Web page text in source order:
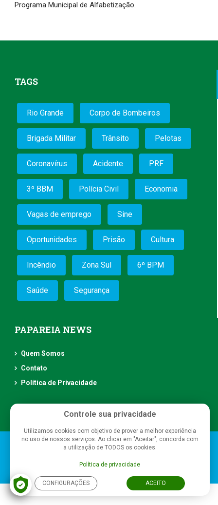
Programa Municipal de Alfabetização.
TAGS
Rio Grande Corpo de Bombeiros
Brigada Militar Trânsito Pelotas
Coronavírus Acidente PRF
3º BBM Polícia Civil Economia
Vagas de emprego Sine
Oportunidades Prisão Cultura
Incêndio Zona Sul 6º BPM
Saúde Segurança
PAPAREIA NEWS
Quem Somos
Contato
Política de Privacidade
Papareia News - Todos os direitos reservados
Controle sua privacidade
Utilizamos cookies com objetivo de prover a melhor experiência
no uso de nossos serviços. Ao clicar em "Aceitar", concorda com
a utilização de TODOS os cookies.
Política de privacidade
CONFIGURAÇÕES ACEITO